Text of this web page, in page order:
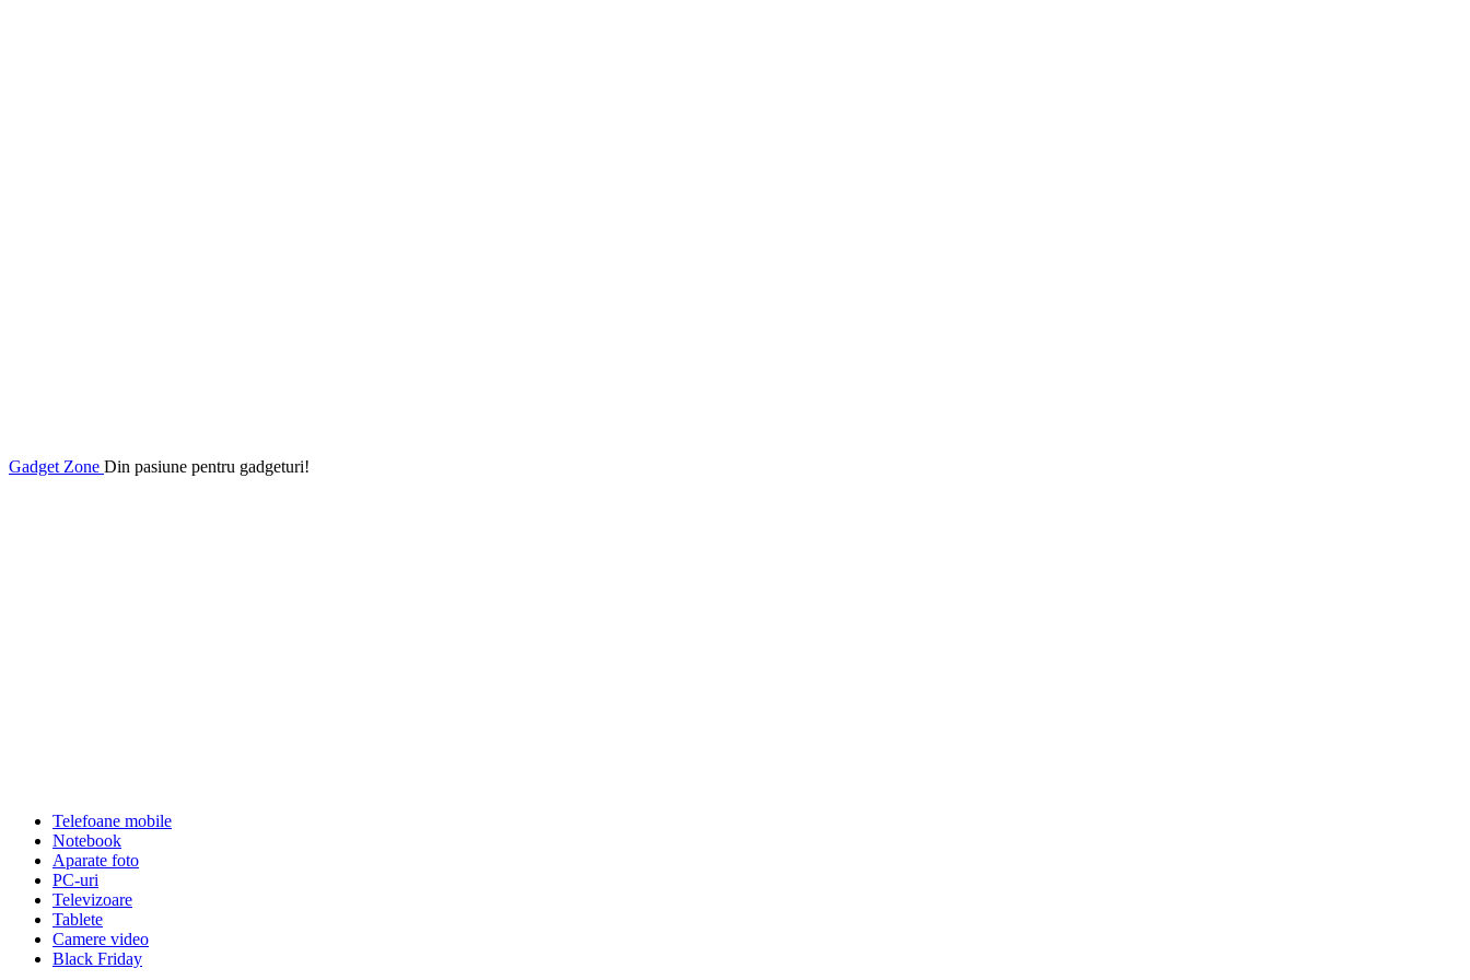
Gadget Zone Din pasiune pentru gadgeturi!
Telefoane mobile
Notebook
Aparate foto
PC-uri
Televizoare
Tablete
Camere video
Black Friday